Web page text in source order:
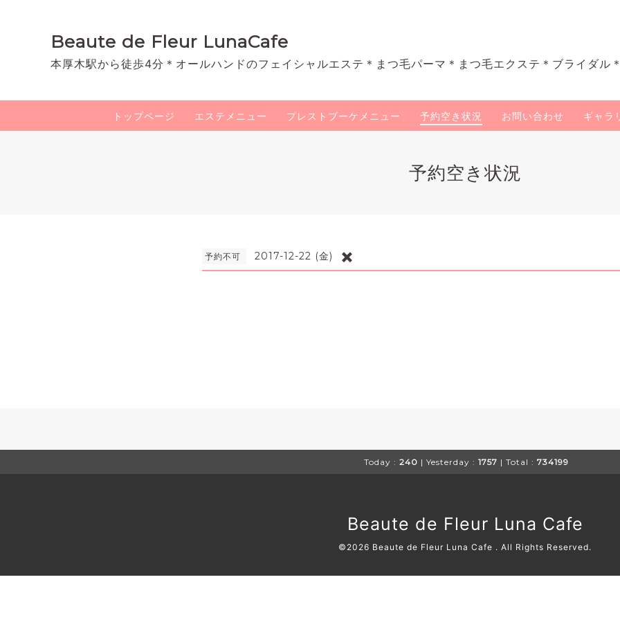
Beaute de Fleur LunaCafe
本厚木駅から徒歩4分＊オールハンドのフェイシャルエステ＊まつ毛パーマ＊まつ毛エクステ＊ブライダル
トップページ エステメニュー プレストブーケメニュー 予約空き状況 お問い合わせ ギャラ
予約空き状況
予約不可 2017-12-22 (金) ✖️
Today : 240 | Yesterday : 1757 | Total : 734199
Beaute de Fleur Luna Cafe
©2026 Beaute de Fleur Luna Cafe . All Rights Reserved.